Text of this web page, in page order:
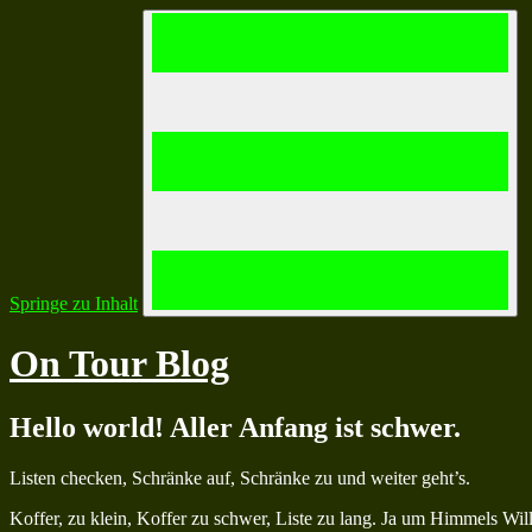
Springe zu Inhalt
On Tour Blog
Hello world! Aller Anfang ist schwer.
Listen checken, Schränke auf, Schränke zu und weiter geht’s.
Koffer, zu klein, Koffer zu schwer, Liste zu lang. Ja um Himmels